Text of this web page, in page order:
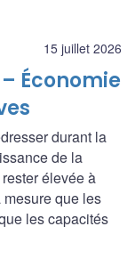
15 juillet 2026
Économie
durant la
de la
élevée à
que les
les capacités